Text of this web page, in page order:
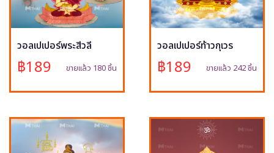
วอลเปเปอร์พระสีวลี
฿189 ขายแล้ว 180 ชิ้น
วอลเปเปอร์ท้าวกุเวร
฿189 ขายแล้ว 242 ชิ้น